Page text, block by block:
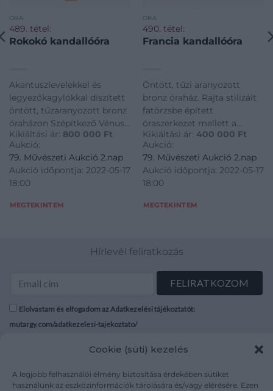
Cookie (süti) kezelés
A legjobb felhasználói élmény biztosítása érdekében sütiket
használunk az eszközinformációk tárolására és/vagy elérésére. Ezen
ÓRA
489. tétel:
Rokokó kandallóóra
Akantuszlevelekkel és
legyezőkagylókkal díszített
öntött, tűzaranyozott bronz
óraházon Szépítkező Vénusz
és kísérete jelenet. Modellőr:
Louis-Simon Boizot (1743-
1809) francia szobrász, aki
1773-tól 1800-ig a Sevrés-i
porcelángyár bisquit
Kikiáltási ár: 800 000 Ft
Aukció:
79. Művészeti Aukció 2.nap
Aukció időpontja: 2022-05-17
18:00
MEGTEKINTEM
ÓRA
490. tétel:
Francia kandallóóra
Öntött, tűzi aranyozott
bronz óraház. Rajta stilizált
fatörzsbe épített
óraszerkezet mellett a
pihenő Heraklész, vállán a
legyőzött nemeai oroszlán
bőrével, kezében kőrisfa
doronggal. 1/4 ütős
óraszerkezet, festett
Kikiáltási ár: 400 000 Ft
Aukció:
79. Művészeti Aukció 2.nap
Aukció időpontja: 2022-05-17
18:00
MEGTEKINTEM
Hírlevél feliratkozás
Elolvastam és elfogadom az Adatkezelési tájékoztatót:
mutargy.com/adatkezelesi-tajekoztato/
Médiaajánlat
Karrier
Áraink
ÁSZF
Adatvédelem